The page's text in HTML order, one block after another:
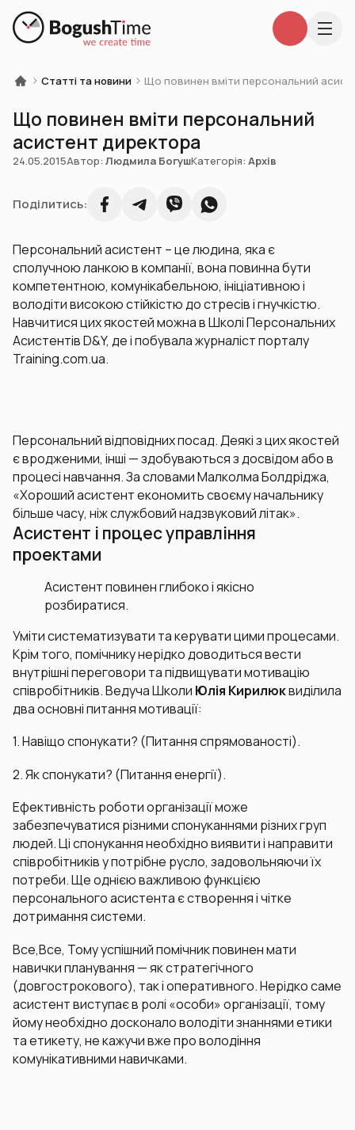
Статті та новини Що повинен вміти персональний
Що повинен вміти персональний
асистент директора
24.05.2015Автор: Людмила БогушКатегорія: Архів
Поділитись:
Персональний асистент – це людина, яка є
сполучною ланкою в компанії, вона повинна бути
компетентною, комунікабельною, ініціативною і
володіти високою стійкістю до стресів і гнучкістю.
Навчитися цих якостей можна в Школі Персональних
Асистентів D&Y, де і побувала журналіст порталу
Training.com.ua.
Персональний відповідних посад. Деякі з цих якостей
є вродженими, інші — здобуваються з досвідом або в
процесі навчання. За словами Малколма Болдріджа,
«Хороший асистент економить своєму начальнику
більше часу, ніж службовий надзвуковий літак».
Асистент і процес управління
проектами
Асистент повинен глибоко і якісно
розбиратися.
Уміти систематизувати та керувати цими процесами.
Крім того, помічнику нерідко доводиться вести
внутрішні переговори та підвищувати мотивацію
співробітників. Ведуча Школи Юлія Кирилюквиділила
два основні питання мотивації:
1. Навіщо спонукати? (Питання спрямованості).
2. Як спонукати? (Питання енергії).
Ефективність роботи організації може
забезпечуватися різними спонуканнями різних груп
людей. Ці спонукання необхідно виявити і направити
співробітників у потрібне русло, задовольняючи їх
потреби. Ще однією важливою функцією
персонального асистента є створення і чітке
дотримання системи.
Все,Все, Тому успішний помічник повинен мати
навички планування — як стратегічного
(довгострокового), так і оперативного. Нерідко саме
асистент виступає в ролі «особи» організації, тому
йому необхідно досконало володіти знаннями етики
та етикету, не кажучи вже про володіння
комунікативними навичками.